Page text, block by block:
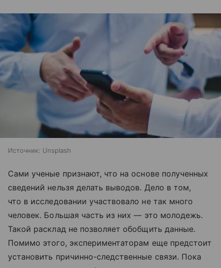
Источник: Unsplash
Сами ученые признают, что на основе полученных
сведений нельзя делать выводов. Дело в том,
что в исследовании участвовало не так много
человек. Большая часть из них — это молодежь.
Такой расклад не позволяет обобщить данные.
Помимо этого, экспериментаторам еще предстоит
установить причинно-следственные связи. Пока